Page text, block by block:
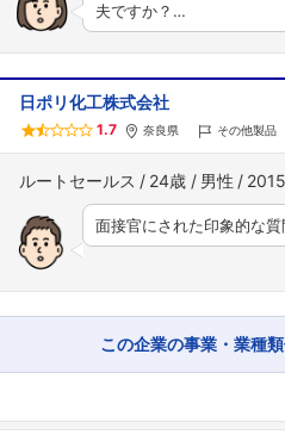
夫ですか？…
日ポリ化工株式会社
1.7 奈良県 その他製品
ルートセールス 24歳 男性
面接官にされた印象的な
この企業の事業・業種